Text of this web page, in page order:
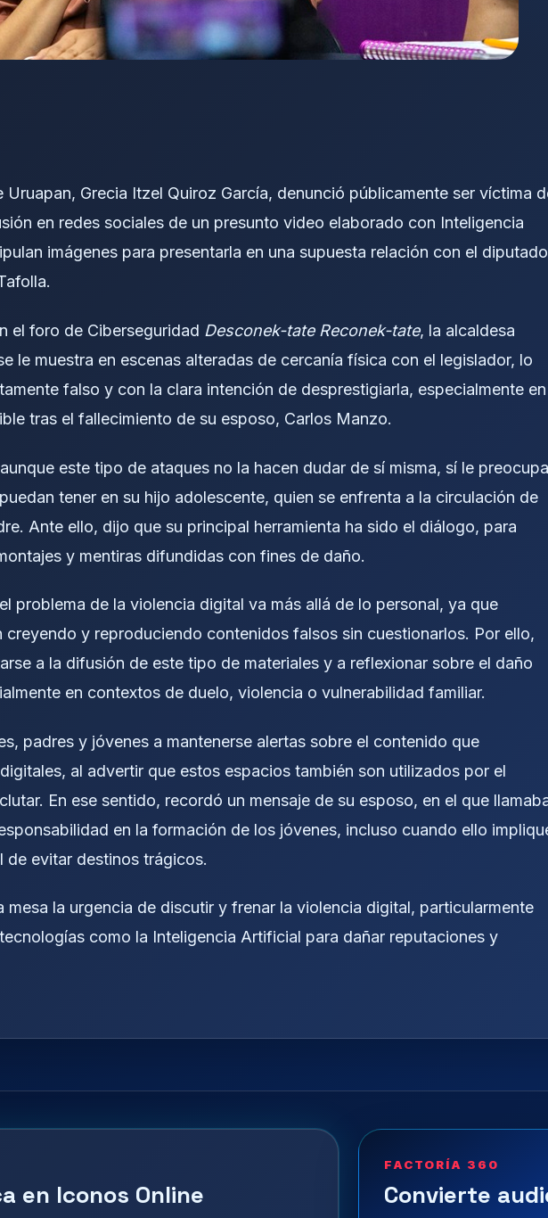
Uruapan, Grecia Itzel Quiroz García, denunció públicamente ser víctima
en redes sociales de un presunto video elaborado con Inteligencia
imágenes para presentarla en una supuesta relación con el diputado
el foro de Ciberseguridad Desconek-tate Reconek-tate, la alcaldesa
le muestra en escenas alteradas de cercanía física con el legislador, lo
falso y con la clara intención de desprestigiarla, especialmente en
tras el fallecimiento de su esposo, Carlos Manzo.
este tipo de ataques no la hacen dudar de sí misma, sí le preocupa
tener en su hijo adolescente, quien se enfrenta a la circulación de
Ante ello, dijo que su principal herramienta ha sido el diálogo, para
y mentiras difundidas con fines de daño.
problema de la violencia digital va más allá de lo personal, ya que
creyendo y reproduciendo contenidos falsos sin cuestionarlos. Por ello,
a la difusión de este tipo de materiales y a reflexionar sobre el daño
en contextos de duelo, violencia o vulnerabilidad familiar.
padres y jóvenes a mantenerse alertas sobre el contenido que
al advertir que estos espacios también son utilizados por el
En ese sentido, recordó un mensaje de su esposo, en el que
en la formación de los jóvenes, incluso cuando ello
evitar destinos trágicos.
mesa la urgencia de discutir y frenar la violencia digital, particularmente
como la Inteligencia Artificial para dañar reputaciones y
en Iconos Online
FACTORÍA 360
Convierte